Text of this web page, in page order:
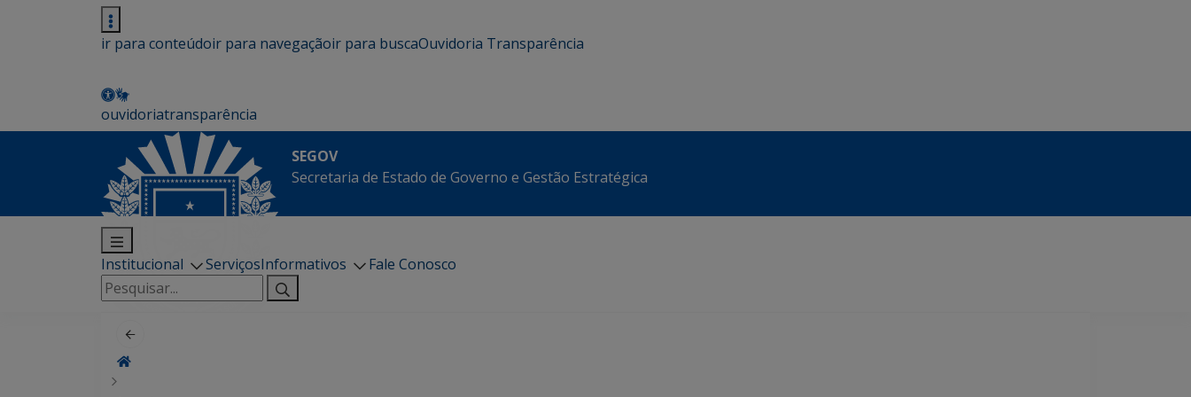
ir para conteúdoir para navegaçãoir para buscaOuvidoria Transparência
ouvidoriatransparência
SEGOV
Secretaria de Estado de Governo e Gestão Estratégica
Institucional ServiçosInformativos
Fale Conosco
Pesquisar
por: